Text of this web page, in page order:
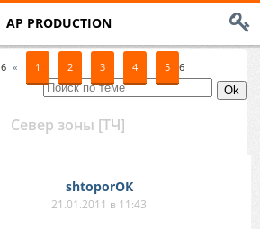
AP PRODUCTION
6 « 1 2 3 4 5 6
Север зоны [ТЧ]
shtoporOK
21.01.2011 в 11:43